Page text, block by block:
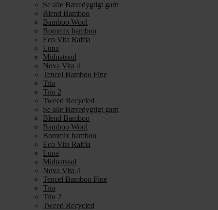
Se alle Bæredygtigt garn
Blend Bamboo
Bamboo Wool
Bommix bamboo
Eco Vita Raffia
Luna
Midnatssol
Nova Vita 4
Tencel Bamboo Fine
Trio
Trio 2
Tweed Recycled
Se alle Bæredygtigt garn
Blend Bamboo
Bamboo Wool
Bommix bamboo
Eco Vita Raffia
Luna
Midnatssol
Nova Vita 4
Tencel Bamboo Fine
Trio
Trio 2
Tweed Recycled